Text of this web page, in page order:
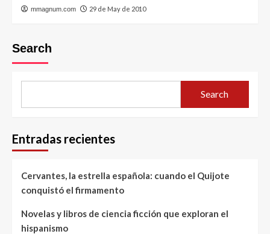
mmagnum.com 29 de May de 2010
Search
Search
Entradas recientes
Cervantes, la estrella española: cuando el Quijote
conquistó el firmamento
Novelas y libros de ciencia ficción que exploran el
hispanismo